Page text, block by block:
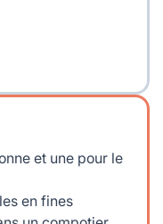
et une pour le
en fines